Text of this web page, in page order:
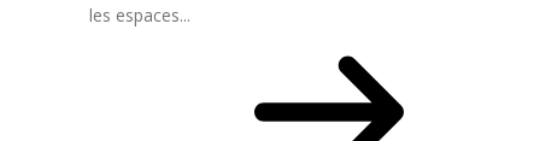
les espaces...